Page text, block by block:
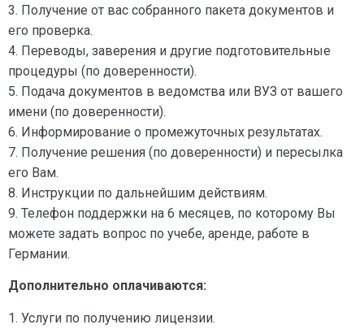
3. Получение от вас собранного пакета документов и
его проверка.
4. Переводы, заверения и другие подготовительные
процедуры (по доверенности).
5. Подача документов в ведомства или ВУЗ от вашего
имени (по доверенности).
6. Информирование о промежуточных результатах.
7. Получение решения (по доверенности) и пересылка
его Вам.
8. Инструкции по дальнейшим действиям.
9. Телефон поддержки на 6 месяцев, по которому Вы
можете задать вопрос по учебе, аренде, работе в
Германии.
Дополнительно оплачиваются:
1. Услуги по получению лицензии.